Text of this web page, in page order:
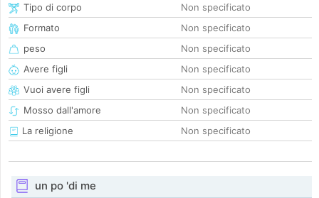
Tipo di corpo
Non specificato
Formato
Non specificato
peso
Non specificato
Avere figli
Non specificato
Vuoi avere figli
Non specificato
Mosso dall'amore
Non specificato
La religione
Non specificato
un po 'di me